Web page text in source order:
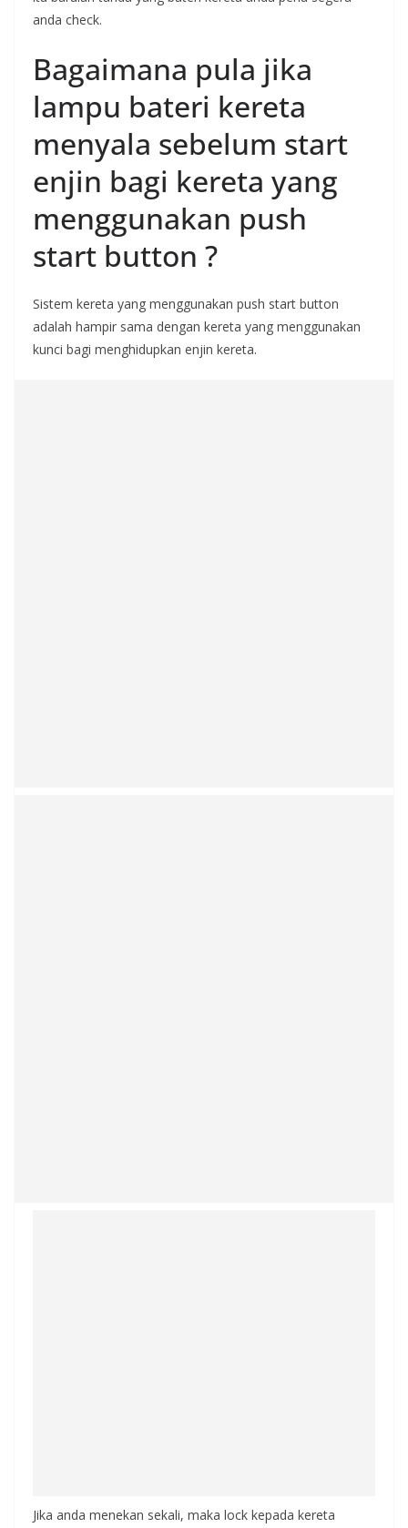
anda check.
Bagaimana pula jika
lampu bateri kereta
menyala sebelum start
enjin bagi kereta yang
menggunakan push
start button ?
Sistem kereta yang menggunakan push start button
adalah hampir sama dengan kereta yang menggunakan
kunci bagi menghidupkan enjin kereta.
Jika anda menekan sekali, maka lock kepada kereta